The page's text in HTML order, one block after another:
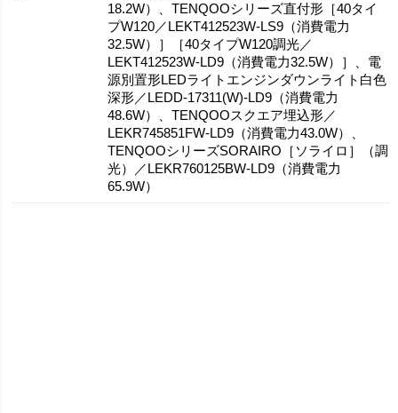
18.2W）、TENQOOシリーズ直付形［40タイ
プW120／LEKT412523W-LS9（消費電力
32.5W）］［40タイプW120調光／
LEKT412523W-LD9（消費電力32.5W）］、電
源別置形LEDライトエンジンダウンライト白色
深形／LEDD-17311(W)-LD9（消費電力
48.6W）、TENQOOスクエア埋込形／
LEKR745851FW-LD9（消費電力43.0W）、
TENQOOシリーズSORAIRO［ソライロ］（調
光）／LEKR760125BW-LD9（消費電力
65.9W）